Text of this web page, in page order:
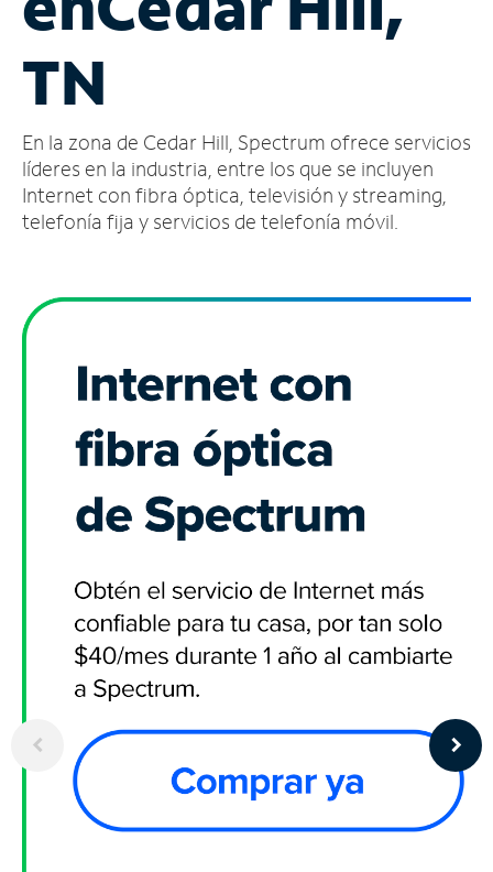
cuenta
Encuentra
tienda
TN
En la zona de Cedar Hill, Spectrum ofrece servicios
líderes en la industria, entre los que se incluyen
Internet con fibra óptica, televisión y streaming,
telefonía fija y servicios de telefonía móvil.